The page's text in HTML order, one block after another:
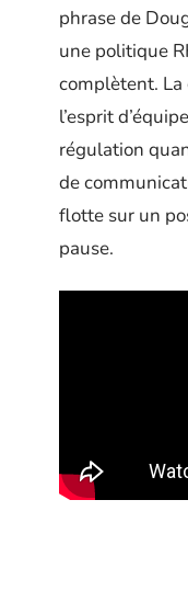
phrase de
une politique
complètent.
l’esprit
régulation
de
flotte sur un
pause.